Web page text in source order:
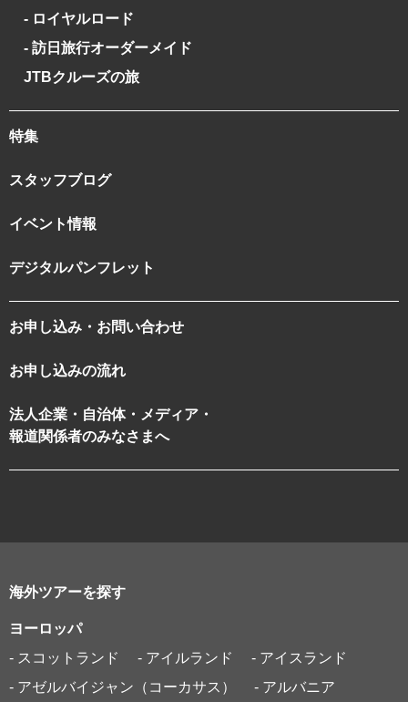
- ロイヤルロード
- 訪日旅行オーダーメイド
JTBクルーズの旅
特集
スタッフブログ
イベント情報
デジタルパンフレット
お申し込み・お問い合わせ
お申し込みの流れ
法人企業・自治体・メディア・
報道関係者のみなさまへ
海外ツアーを探す
ヨーロッパ
- スコットランド
- アイルランド
- アイスランド
- アゼルバイジャン（コーカサス）
- アルバニア